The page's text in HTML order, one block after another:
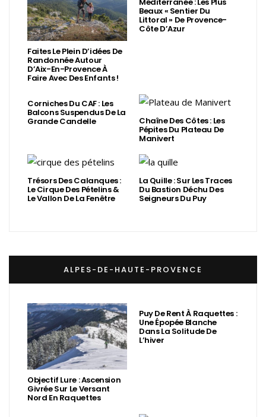
Faites Le Plein D’idées De
Randonnée Autour
D’Aix-En-Provence À
Faire Avec Des Enfants !
Beaux « Sentier Du
Littoral » De Provence-
Côte D’Azur
Corniches Du CAF : Les
Balcons Suspendus De La
Grande Candelle Chaîne Des Côtes : Les
Pépites Du Plateau De
Manivert
Trésors Des Calanques :
Le Cirque Des Pételins &
Le Vallon De La Fenêtre
La Quille : Sur Les Traces
Du Bastion Déchu Des
Seigneurs Du Puy
ALPES-DE-HAUTE-PROVENCE
Objectif Lure : Ascension
Givrée Sur Le Versant
Nord En Raquettes
Puy De Rent À Raquettes :
Une Épopée Blanche
Dans La Solitude De
L’hiver